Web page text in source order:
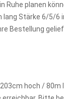
in Ruhe planen
Stärke 6/5/6
Bestellung
hoch / 80m